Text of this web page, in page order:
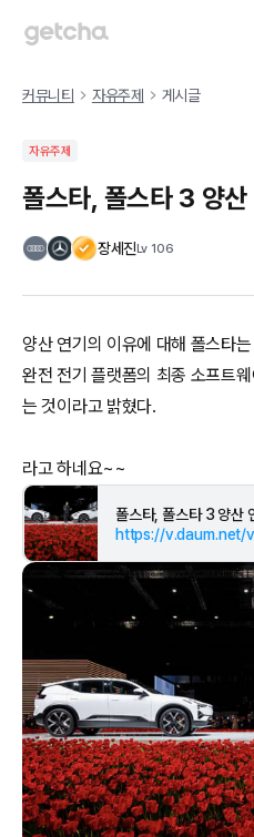
커뮤니티 자유주제 게시글
자유주제
폴스타, 폴스타 3 양산
장세진Lv 106
양산 연기의 이유에 대해 폴스타
완전 전기 플랫폼의 최종 소프트
는 것이라고 밝혔다.
라고 하네요~~
폴스타, 폴스타 3 양산
https://v.daum.net/